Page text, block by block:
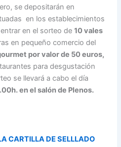
se depositarán en
en los establecimientos
en el sorteo de10 vales
en pequeño comercio del
por valor de 50 euros,
para desgustación
se llevará a cabo el día
en el salón de Plenos.
CARTILLA DE SELLLADO